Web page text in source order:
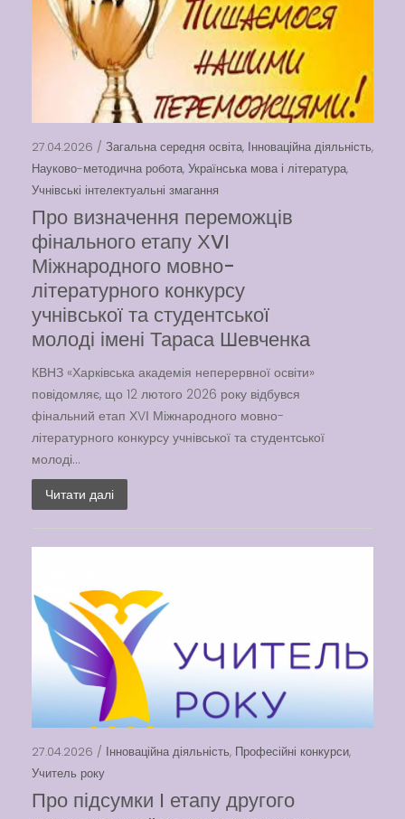
27.04.2026 / Загальна середня освіта, Інноваційна діяльність,
Науково-методична робота, Українська мова і література,
Учнівські інтелектуальні змагання
Про визначення переможців
фінального етапу ХVІ
Міжнародного мовно-
літературного конкурсу
учнівської та студентської
молоді імені Тараса Шевченка
КВНЗ «Харківська академія неперервної освіти»
повідомляє, що 12 лютого 2026 року відбувся
фінальний етап ХVІ Міжнародного мовно-
літературного конкурсу учнівської та студентської
молоді...
Читати далі
27.04.2026 / Інноваційна діяльність, Професійні конкурси,
Учитель року
Про підсумки І етапу другого